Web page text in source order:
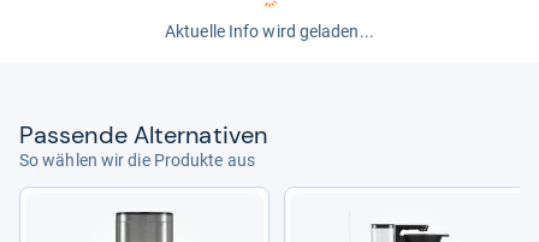
Aktuelle Info wird geladen...
Pas­sende Alter­na­ti­ven
So wählen wir die Produkte aus